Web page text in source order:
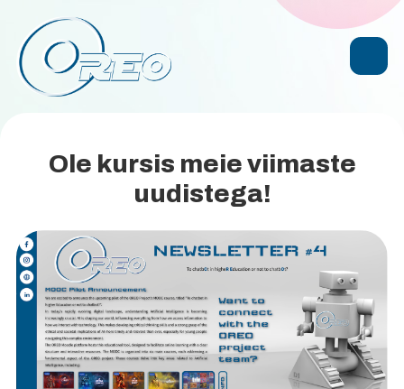
Ole kursis meie viimaste
uudistega!